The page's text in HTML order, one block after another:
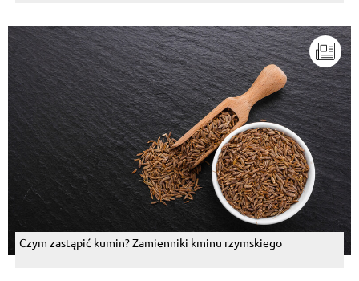
Czym zastąpić kumin? Zamienniki kminu rzymskiego